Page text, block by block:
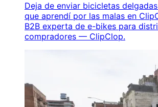
Deja de enviar bicicletas
que aprendí por las malas en
B2B experta de e-bikes para
compradores — ClipClop.